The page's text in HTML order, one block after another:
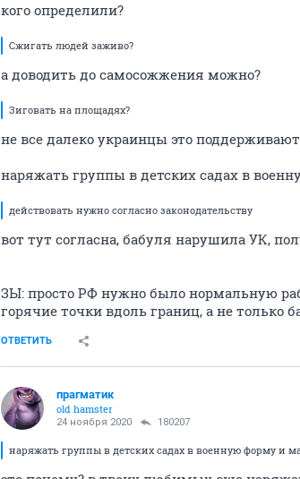
кого определили?
Сжигать людей заживо?
а доводить до самосожжения можно?
Зиговать на площадях?
не все далеко украинцы это поддерживают
наряжать группы в детских садах в
действовать нужно согласно законодательству
вот тут согласна, бабуля нарушила УК,
ЗЫ: просто РФ нужно было нормальную
горячие точки вдоль границ, а не только
ОТВЕТИТЬ
прагматик
old hamster
24 ноября 2020 180207
наряжать группы в детских садах в военную форму и